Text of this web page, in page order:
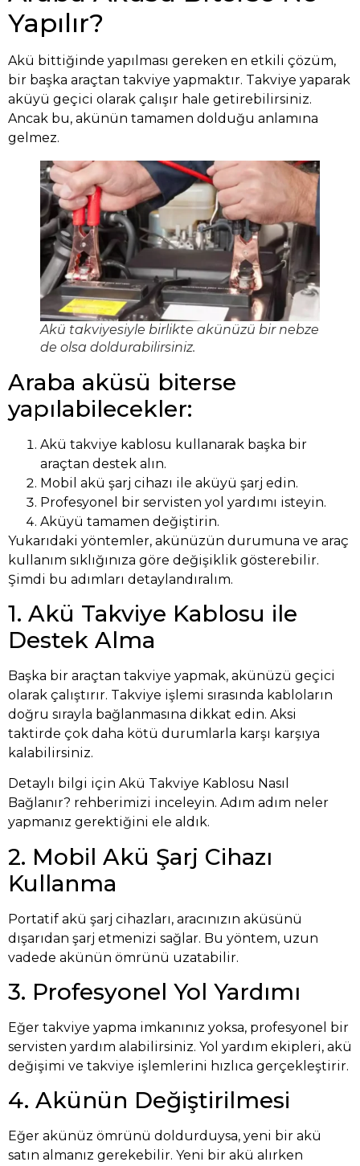
Yapılır?
Akü bittiğinde yapılması gereken en etkili çözüm,
bir başka araçtan takviye yapmaktır. Takviye yaparak
aküyü geçici olarak çalışır hale getirebilirsiniz.
Ancak bu, akünün tamamen dolduğu anlamına
gelmez.
Akü takviyesiyle birlikte akünüzü bir nebze
de olsa doldurabilirsiniz.
Araba aküsü biterse
yapılabilecekler:
Akü takviye kablosu kullanarak başka bir
araçtan destek alın.
Mobil akü şarj cihazı ile aküyü şarj edin.
Profesyonel bir servisten yol yardımı isteyin.
Aküyü tamamen değiştirin.
Yukarıdaki yöntemler, akünüzün durumuna ve araç
kullanım sıklığınıza göre değişiklik gösterebilir.
Şimdi bu adımları detaylandıralım.
1. Akü Takviye Kablosu ile
Destek Alma
Başka bir araçtan takviye yapmak, akünüzü geçici
olarak çalıştırır. Takviye işlemi sırasında kabloların
doğru sırayla bağlanmasına dikkat edin. Aksi
taktirde çok daha kötü durumlarla karşı karşıya
kalabilirsiniz.
Detaylı bilgi için Akü Takviye Kablosu Nasıl
Bağlanır? rehberimizi inceleyin. Adım adım neler
yapmanız gerektiğini ele aldık.
2. Mobil Akü Şarj Cihazı
Kullanma
Portatif akü şarj cihazları, aracınızın aküsünü
dışarıdan şarj etmenizi sağlar. Bu yöntem, uzun
vadede akünün ömrünü uzatabilir.
3. Profesyonel Yol Yardımı
Eğer takviye yapma imkanınız yoksa, profesyonel bir
servisten yardım alabilirsiniz. Yol yardım ekipleri, akü
değişimi ve takviye işlemlerini hızlıca gerçekleştirir.
4. Akünün Değiştirilmesi
Eğer akünüz ömrünü doldurduysa, yeni bir akü
satın almanız gerekebilir. Yeni bir akü alırken